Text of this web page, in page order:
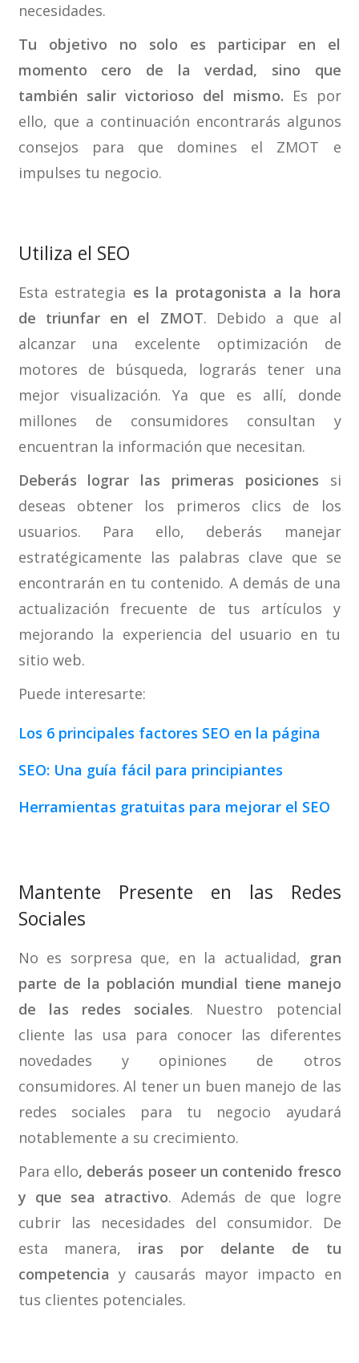
necesidades.
Tu objetivo no solo es participar en el
momento cero de la verdad, sino que
también salir victorioso del mismo. Es por
ello, que a continuación encontrarás algunos
consejos para que domines el ZMOT e
impulses tu negocio.
Utiliza el SEO
Esta estrategia es la protagonista a la hora
de triunfar en el ZMOT. Debido a que al
alcanzar una excelente optimización de
motores de búsqueda, lograrás tener una
mejor visualización. Ya que es allí, donde
millones de consumidores consultan y
encuentran la información que necesitan.
Deberás lograr las primeras posiciones si
deseas obtener los primeros clics de los
usuarios. Para ello, deberás manejar
estratégicamente las palabras clave que se
encontrarán en tu contenido. A demás de una
actualización frecuente de tus artículos y
mejorando la experiencia del usuario en tu
sitio web.
Puede interesarte:
Los 6 principales factores SEO en la página
SEO: Una guía fácil para principiantes
Herramientas gratuitas para mejorar el SEO
Mantente Presente en las Redes
Sociales
No es sorpresa que, en la actualidad, gran
parte de la población mundial tiene manejo
de las redes sociales. Nuestro potencial
cliente las usa para conocer las diferentes
novedades y opiniones de otros
consumidores. Al tener un buen manejo de las
redes sociales para tu negocio ayudará
notablemente a su crecimiento.
Para ello, deberás poseer un contenido fresco
y que sea atractivo. Además de que logre
cubrir las necesidades del consumidor. De
esta manera, iras por delante de tu
competencia y causarás mayor impacto en
tus clientes potenciales.